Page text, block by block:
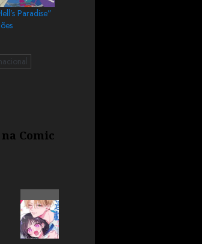
Paradise”
Comic